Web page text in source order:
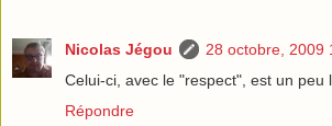
Nicolas Jégou
28 octobre, 2009
Celui-ci, avec le "respect", est un peu
Répondre